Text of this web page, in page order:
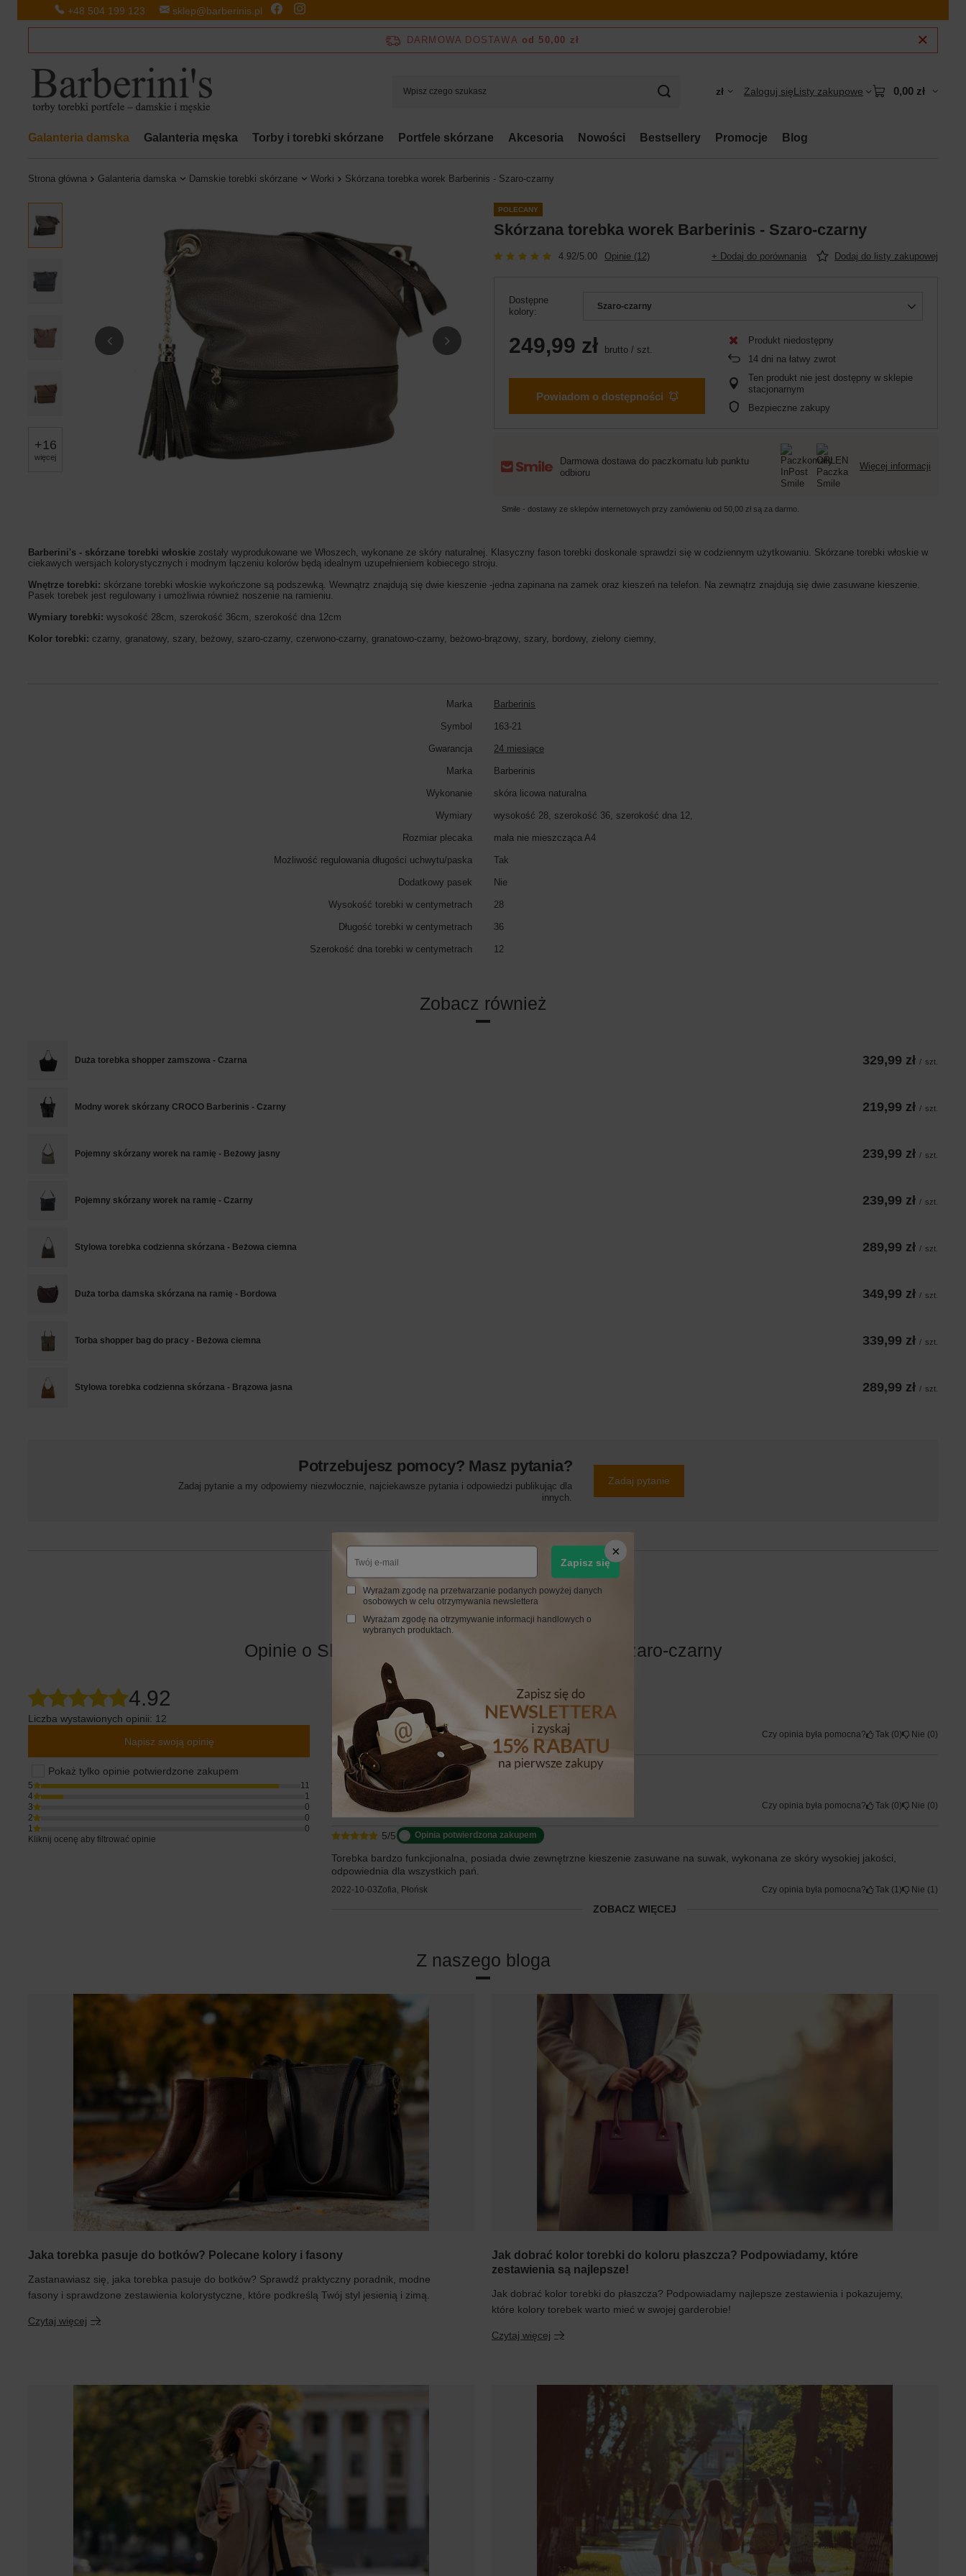
+48 504 199 123 sklep@barberinis.pl
DARMOWA DOSTAWA od 50,00 zł
zł Zaloguj sięListy zakupowe 0,00 zł
Galanteria damska Galanteria męska Torby i torebki skórzane Portfele skórzane Akcesoria Nowości Bestsellery Promocje Blog
Strona główna Galanteria damska Damskie torebki skórzane Worki Skórzana torebka worek Barberinis - Szaro-czarny
+16
więcej
POLECANY
Skórzana torebka worek Barberinis - Szaro-czarny
4.92/5.00 Opinie (12) + Dodaj do porównania Dodaj do listy zakupowej
Dostępne
kolory
Szaro-czarny
249,99 zł brutto / szt.
Powiadom o dostępności
Produkt niedostępny
14 dni na łatwy zwrot
Ten produkt nie jest dostępny w sklepie
stacjonarnym
Bezpieczne zakupy
Darmowa dostawa do paczkomatu lub punktu
odbioru
Więcej informacji
Smile - dostawy ze sklepów internetowych przy zamówieniu od 50,00 zł są za darmo.
Barberini's - skórzane torebki włoskie zostały wyprodukowane we Włoszech, wykonane ze skóry naturalnej. Klasyczny fason torebki doskonale sprawdzi się w codziennym użytkowaniu. Skórzane torebki włoskie w
ciekawych wersjach kolorystycznych i modnym łączeniu kolorów będą idealnym uzupełnieniem kobiecego stroju.
Wnętrze torebki: skórzane torebki włoskie wykończone są podszewką. Wewnątrz znajdują się dwie kieszenie -jedna zapinana na zamek oraz kieszeń na telefon. Na zewnątrz znajdują się dwie zasuwane kieszenie.
Pasek torebek jest regulowany i umożliwia również noszenie na ramieniu.
Wymiary torebki: wysokość 28cm, szerokość 36cm, szerokość dna 12cm
Kolor torebki: czarny, granatowy, szary, beżowy, szaro-czarny, czerwono-czarny, granatowo-czarny, beżowo-brązowy, szary, bordowy, zielony ciemny,
Marka Barberinis
Symbol 163-21
Gwarancja 24 miesiące
Marka Barberinis
Wykonanie skóra licowa naturalna
Wymiary wysokość 28, szerokość 36, szerokość dna 12,
Rozmiar plecaka mała nie mieszcząca A4
Możliwość regulowania długości uchwytu/paska Tak
Dodatkowy pasek Nie
Wysokość torebki w centymetrach 28
Długość torebki w centymetrach 36
Szerokość dna torebki w centymetrach 12
Zobacz również
Duża torebka shopper zamszowa - Czarna 329,99 zł / szt.
Modny worek skórzany CROCO Barberinis - Czarny 219,99 zł / szt.
Pojemny skórzany worek na ramię - Beżowy jasny 239,99 zł / szt.
Pojemny skórzany worek na ramię - Czarny 239,99 zł / szt.
Stylowa torebka codzienna skórzana - Beżowa ciemna 289,99 zł / szt.
Duża torba damska skórzana na ramię - Bordowa 349,99 zł / szt.
Torba shopper bag do pracy - Beżowa ciemna 339,99 zł / szt.
Stylowa torebka codzienna skórzana - Brązowa jasna 289,99 zł / szt.
Potrzebujesz pomocy? Masz pytania?
Zadaj pytanie a my odpowiemy niezwłocznie, najciekawsze pytania i odpowiedzi publikując dla
innych.
Zadaj pytanie
24 MIESIĄCE
24 miesiące
Opinie o Skórzana torebka worek Barberinis - Szaro-czarny
4.92
Liczba wystawionych opinii: 12
Napisz swoją opinię
Pokaż tylko opinie potwierdzone zakupem
5
11
4
1
3
0
2
0
1
0
Kliknij ocenę aby filtrować opinie
5/5 Opinia potwierdzona zakupem
Super!
2024-05-23Małgorzata, Kraków Czy opinia była pomocna? Tak 0 Nie 0
Opinia potwierdzona zakupem
Torebka zgodna z opisem polecam
2022-11-23 Ewa, Koszalin Czy opinia była pomocna? Tak 0 Nie 0
5/5 Opinia potwierdzona zakupem
Torebka bardzo funkcjionalna, posiada dwie zewnętrzne kieszenie zasuwane na suwak, wykonana ze skóry wysokiej jakości,
odpowiednia dla wszystkich pań.
2022-10-03Zofia, Płońsk Czy opinia była pomocna? Tak 1 Nie 1
ZOBACZ WIĘCEJ
Z naszego bloga
Jaka torebka pasuje do botków? Polecane kolory i fasony
Zastanawiasz się, jaka torebka pasuje do botków? Sprawdź praktyczny poradnik, modne
fasony i sprawdzone zestawienia kolorystyczne, które podkreślą Twój styl jesienią i zimą.
Czytaj więcej
Jak dobrać kolor torebki do koloru płaszcza? Podpowiadamy, które
zestawienia są najlepsze!
Jak dobrać kolor torebki do płaszcza? Podpowiadamy najlepsze zestawienia i pokazujemy,
które kolory torebek warto mieć w swojej garderobie!
Czytaj więcej
Zapisz się
Wyrażam zgodę na przetwarzanie podanych powyżej danych
osobowych w celu otrzymywania newslettera
Wyrażam zgodę na otrzymywanie informacji handlowych o
wybranych produktach.